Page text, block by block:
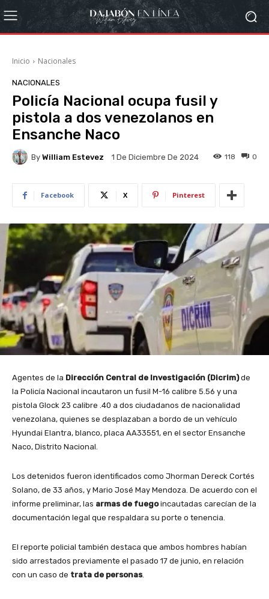
Inicio Nacionales
NACIONALES
Policía Nacional ocupa fusil y
pistola a dos venezolanos en
Ensanche Naco
By William Estevez 1 De Diciembre De 2024 0
118
Facebook X Pinterest
Agentes de la Dirección Central de Investigación (Dicrim)de
la Policía Nacional incautaron un fusil M-16 calibre 5.56 y una
pistola Glock 23 calibre .40 a dos ciudadanos de nacionalidad
venezolana, quienes se desplazaban a bordo de un vehículo
Hyundai Elantra, blanco, placa AA33551, en el sector Ensanche
Naco, Distrito Nacional.
Los detenidos fueron identificados como Jhorman Dereck Cortés
Solano, de 33 años, y Mario José May Mendoza. De acuerdo con el
informe preliminar, las armas de fuegoincautadas carecían de la
documentación legal que respaldara su porte o tenencia.
El reporte policial también destaca que ambos hombres habían
sido arrestados previamente el pasado 17 de junio, en relación
con un caso de trata de personas.